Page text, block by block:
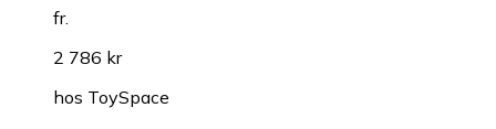
fr.
2 786 kr
hos ToySpace